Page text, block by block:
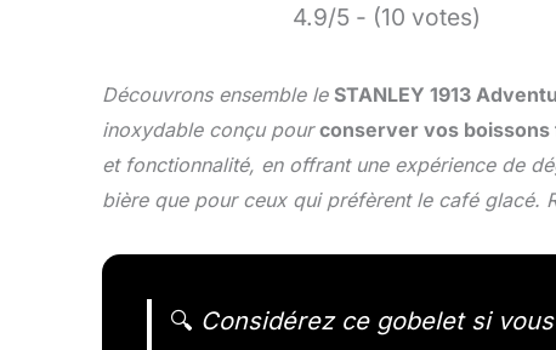
4.9/5 - (10 votes)
Découvrons ensemble le STANLEY 1913
inoxydable conçu pour conserver vos boissons
et fonctionnalité, en offrant une expérience de
bière que pour ceux qui préfèrent le café glacé.
🔍 Considérez ce gobelet si